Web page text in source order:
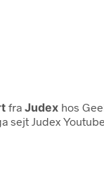
fra Judex hos
sejt Judex